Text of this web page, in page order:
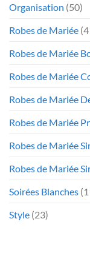
Organisation (50)
Robes de Mariée
Robes de Mariée
Robes de Mariée
Robes de Mariée
Robes de Mariée
Robes de Mariée
Robes de Mariée
Soirées Blanches
Style (23)